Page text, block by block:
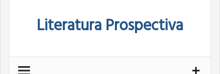
Literatura Prospectiva